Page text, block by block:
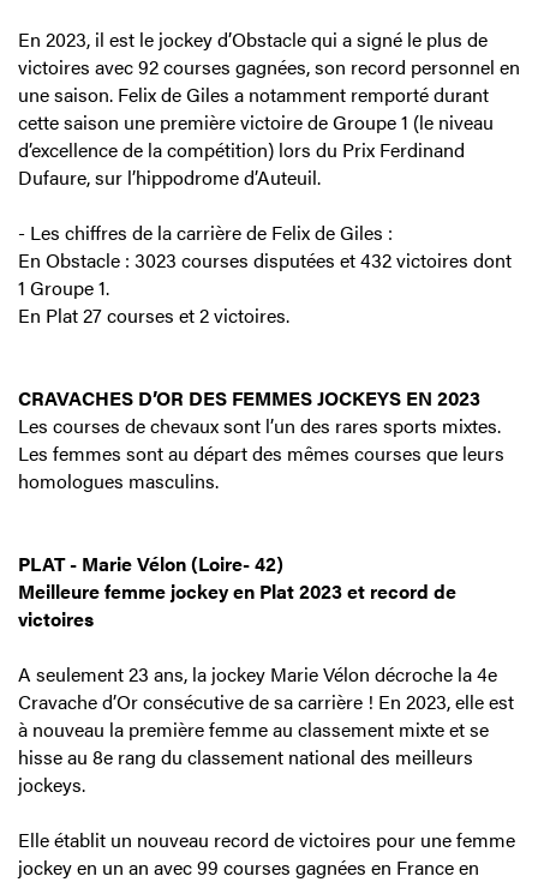
En 2023, il est le jockey d’Obstacle qui a signé le plus de
victoires avec 92 courses gagnées, son record personnel en
une saison. Felix de Giles a notamment remporté durant
cette saison une première victoire de Groupe 1 (le niveau
d’excellence de la compétition) lors du Prix Ferdinand
Dufaure, sur l’hippodrome d’Auteuil.
- Les chiffres de la carrière de Felix de Giles :
En Obstacle : 3023 courses disputées et 432 victoires dont
1 Groupe 1.
En Plat 27 courses et 2 victoires.
CRAVACHES D’OR DES FEMMES JOCKEYS EN 2023
Les courses de chevaux sont l’un des rares sports mixtes.
Les femmes sont au départ des mêmes courses que leurs
homologues masculins.
PLAT - Marie Vélon (Loire- 42)
Meilleure femme jockey en Plat 2023 et record de
victoires
A seulement 23 ans, la jockey Marie Vélon décroche la 4e
Cravache d’Or consécutive de sa carrière ! En 2023, elle est
à nouveau la première femme au classement mixte et se
hisse au 8e rang du classement national des meilleurs
jockeys.
Elle établit un nouveau record de victoires pour une femme
jockey en un an avec 99 courses gagnées en France en